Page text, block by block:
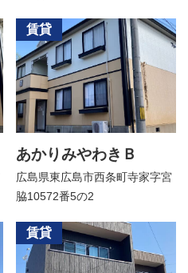
賃貸
あかりみやわきＢ
広島県東広島市西条町寺家字宮
脇10572番5の2
賃貸